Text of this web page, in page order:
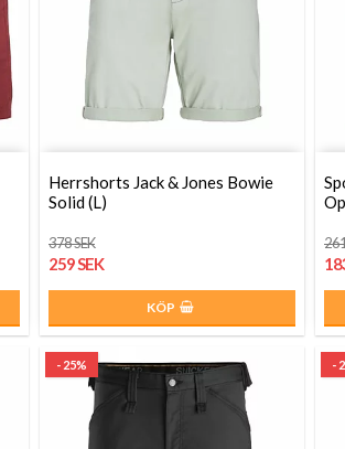
Herrshorts Jack & Jones Bowie
Solid (L)
378 SEK
259 SEK
KÖP
- 25% -